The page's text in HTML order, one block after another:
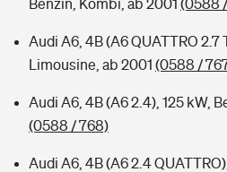
Benzin, Kombi, ab 2001 (0588
Audi A6, 4B (A6 QUATTRO 2.7
Limousine, ab 2001 (0588 /
Audi A6, 4B (A6 2.4), 125 kW,
(0588 / 768)
Audi A6, 4B (A6 2.4